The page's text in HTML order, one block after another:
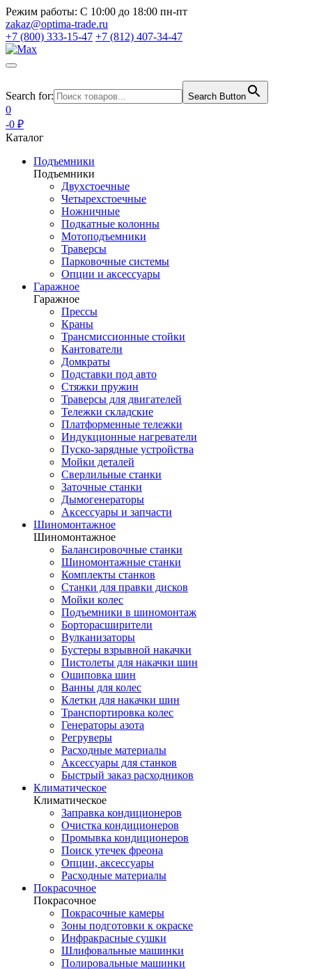
Режим работы: С 10:00 до 18:00 пн-пт
zakaz@optima-trade.ru
+7 (800) 333-15-47 +7 (812) 407-34-47
Search for: Search Button
0
-0 ₽
Каталог
Подъемники
Подъемники
Двухстоечные
Четырехстоечные
Ножничные
Подкатные колонны
Мотоподъемники
Траверсы
Парковочные системы
Опции и аксессуары
Гаражное
Гаражное
Прессы
Краны
Трансмиссионные стойки
Кантователи
Домкраты
Подставки под авто
Стяжки пружин
Траверсы для двигателей
Тележки складские
Платформенные тележки
Индукционные нагреватели
Пуско-зарядные устройства
Мойки деталей
Сверлильные станки
Заточные станки
Дымогенераторы
Аксессуары и запчасти
Шиномонтажное
Шиномонтажное
Балансировочные станки
Шиномонтажные станки
Комплекты станков
Станки для правки дисков
Мойки колес
Подъемники в шиномонтаж
Борторасширители
Вулканизаторы
Бустеры взрывной накачки
Пистолеты для накачки шин
Ошиповка шин
Ванны для колес
Клетки для накачки шин
Транспортировка колес
Генераторы азота
Регруверы
Расходные материалы
Аксессуары для станков
Быстрый заказ расходников
Климатическое
Климатическое
Заправка кондиционеров
Очистка кондиционеров
Промывка кондиционеров
Поиск утечек фреона
Опции, аксессуары
Расходные материалы
Покрасочное
Покрасочное
Покрасочные камеры
Зоны подготовки к окраске
Инфракрасные сушки
Шлифовальные машинки
Полировальные машинки